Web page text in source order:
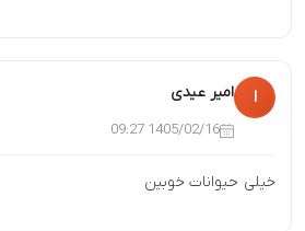
ا امیر عیدی
1405/02/16 09:27
خیلی حیوانات خوبین